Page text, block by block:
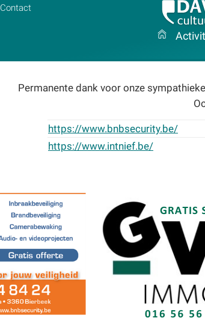
Contact
Permanente dank voor onze
https://www.bnbsecurity.be/
https://www.intnief.be/